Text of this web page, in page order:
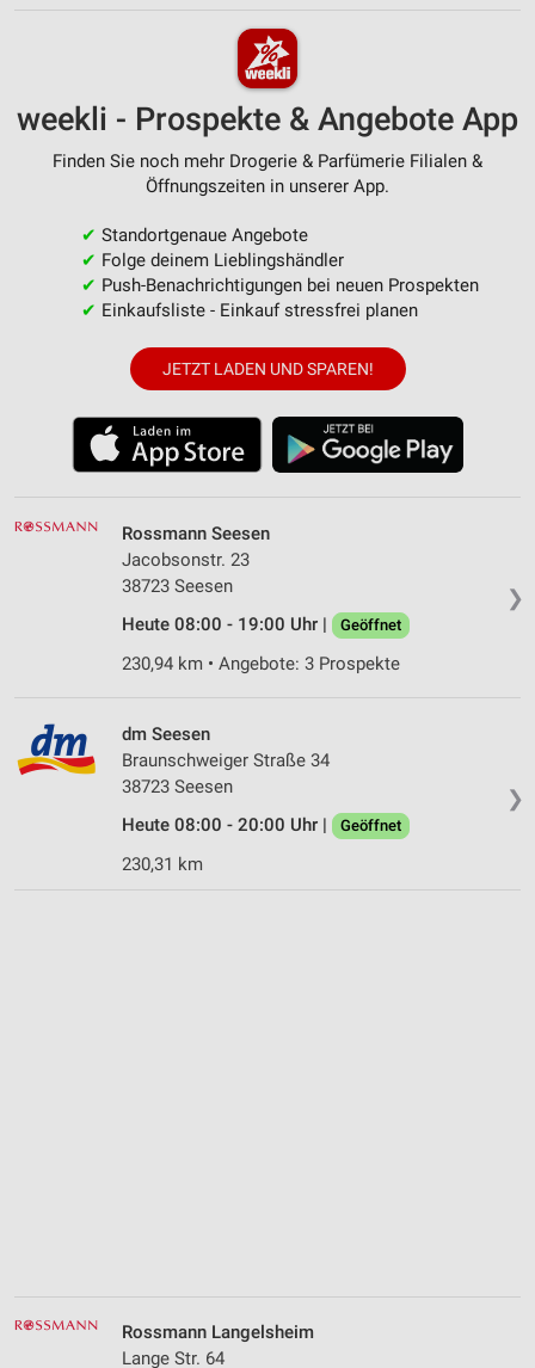
weekli - Prospekte & Angebote App
Finden Sie noch mehr Drogerie & Parfümerie Filialen &
Öffnungszeiten in unserer App.
✔ Standortgenaue Angebote
✔ Folge deinem Lieblingshändler
✔ Push-Benachrichtigungen bei neuen Prospekten
✔ Einkaufsliste - Einkauf stressfrei planen
JETZT LADEN UND SPAREN!
❯
Rossmann Seesen
Jacobsonstr. 23
38723 Seesen
Heute 08:00 - 19:00 Uhr |
Geöffnet
230,94 km • Angebote: 3 Prospekte
❯
dm Seesen
Braunschweiger Straße 34
38723 Seesen
Heute 08:00 - 20:00 Uhr |
Geöffnet
230,31 km
Rossmann Langelsheim
Lange Str. 64